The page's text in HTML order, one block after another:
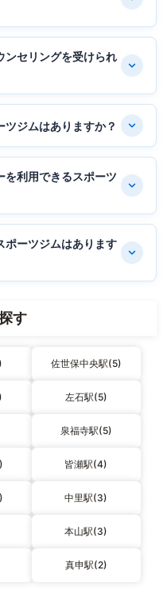
ンセリングを受けられ
ジムはありますか？
を利用できるスポーツ
ポーツジムはあります
す
佐世保中央駅(5)
左石駅(5)
泉福寺駅(5)
皆瀬駅(4)
中里駅(3)
本山駅(3)
真申駅(2)